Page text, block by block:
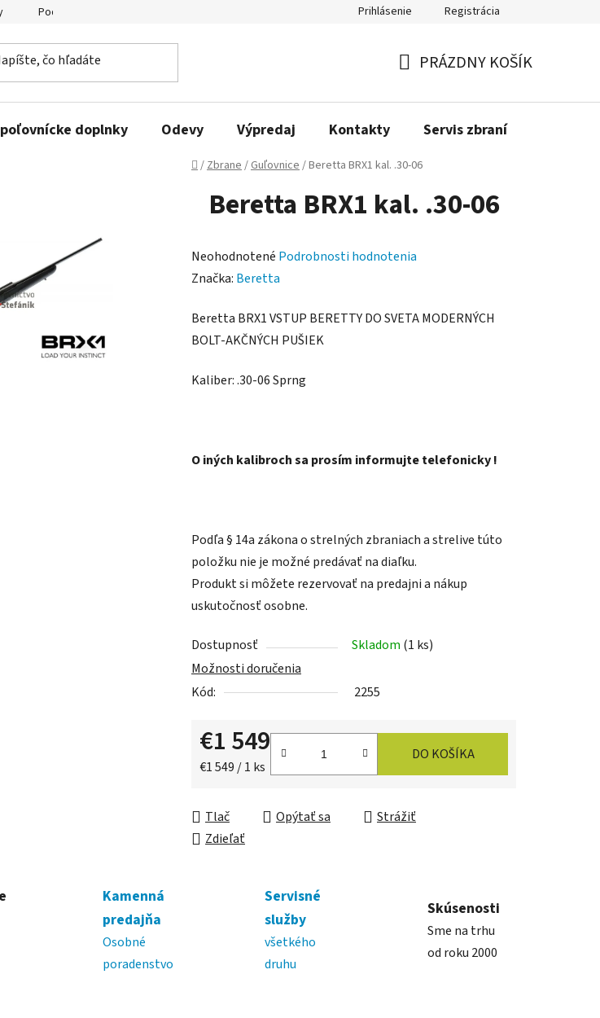
Podmienky ochrany osobných údajov Prihlásenie Registrácia
KOŠÍK
PRÁZDNY KOŠÍK
doplnky Odevy Výpredaj Kontakty Servis zbraní
Domov
/Zbrane/Guľovnice/Beretta BRX1 kal. .30-06
Beretta BRX1 kal. .30-06
Priemerné
hodnotenie
je
0,0
5
Neohodnotené Podrobnosti hodnotenia
Značka: Beretta
Beretta BRX1 VSTUP BERETTY DO SVETA MODERNÝCH
BOLT-AKČNÝCH PUŠIEK
Kaliber: .30-06 Sprng
O iných kalibroch sa prosím informujte telefonicky !
Podľa § 14a zákona o strelných zbraniach a strelive túto
položku nie je možné predávať na diaľku.
Produkt si môžete rezervovať na predajni a nákup
uskutočnosť osobne.
Dostupnosť Skladom (1 ks)
Možnosti doručenia
Kód:
2255
€1 549
Jednotková cena:
€1 549 / 1 ks
DO KOŠÍKA
Tlač Opýtať sa
Strážiť
Zdieľať
Kamenná
predajňa
Osobné
poradenstvo
Servisné
služby
všetkého
druhu
Skúsenosti
Sme na trhu
od roku 2000